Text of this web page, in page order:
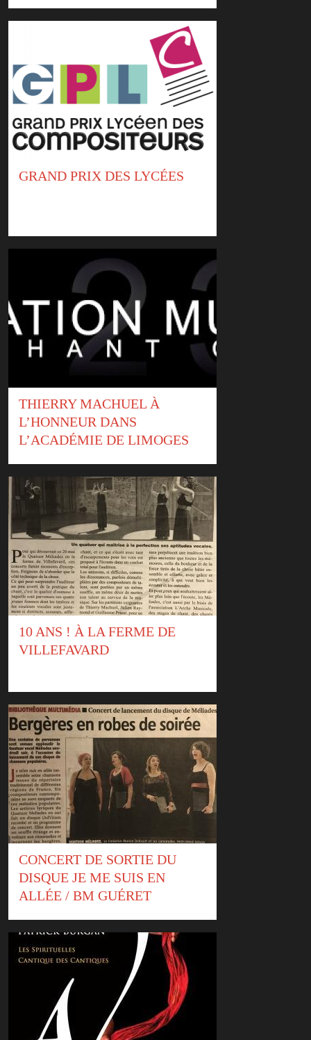
GRAND PRIX DES LYCÉES
THIERRY MACHUEL À
L’HONNEUR DANS
L’ACADÉMIE DE LIMOGES
10 ANS ! À LA FERME DE
VILLEFAVARD
CONCERT DE SORTIE DU
DISQUE JE ME SUIS EN
ALLÉE / BM GUÉRET